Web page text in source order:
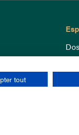
tout